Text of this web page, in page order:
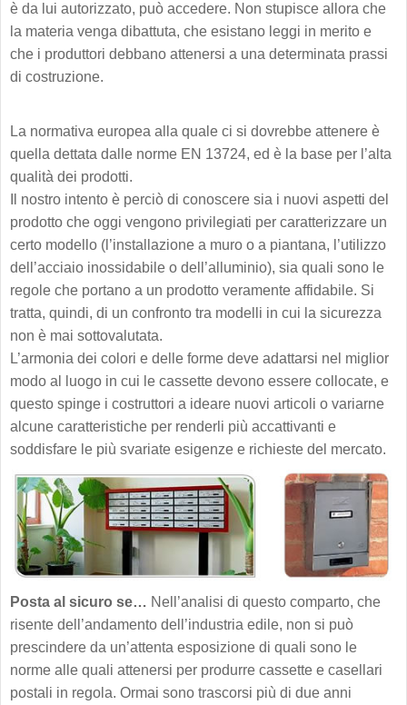
è da lui autorizzato, può accedere. Non stupisce allora che
la materia venga dibattuta, che esistano leggi in merito e
che i produttori debbano attenersi a una determinata prassi
di costruzione.
La normativa europea alla quale ci si dovrebbe attenere è
quella dettata dalle norme EN 13724, ed è la base per l’alta
qualità dei prodotti.
Il nostro intento è perciò di conoscere sia i nuovi aspetti del
prodotto che oggi vengono privilegiati per caratterizzare un
certo modello (l’installazione a muro o a piantana, l’utilizzo
dell’acciaio inossidabile o dell’alluminio), sia quali sono le
regole che portano a un prodotto veramente affidabile. Si
tratta, quindi, di un confronto tra modelli in cui la sicurezza
non è mai sottovalutata.
L’armonia dei colori e delle forme deve adattarsi nel miglior
modo al luogo in cui le cassette devono essere collocate, e
questo spinge i costruttori a ideare nuovi articoli o variarne
alcune caratteristiche per renderli più accattivanti e
soddisfare le più svariate esigenze e richieste del mercato.
Posta al sicuro se… Nell’analisi di questo comparto, che
risente dell’andamento dell’industria edile, non si può
prescindere da un’attenta esposizione di quali sono le
norme alle quali attenersi per produrre cassette e casellari
postali in regola. Ormai sono trascorsi più di due anni